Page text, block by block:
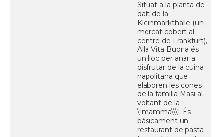
Situat a la planta de
dalt de la
Kleinmarkthalle (un
mercat cobert al
centre de Frankfurt),
Alla Vita Buona és
un lloc per anar a
disfrutar de la cuina
napolitana que
elaboren les dones
de la familia Masi al
voltant de la
\"mamma\\\". És
bàsicament un
restaurant de pasta